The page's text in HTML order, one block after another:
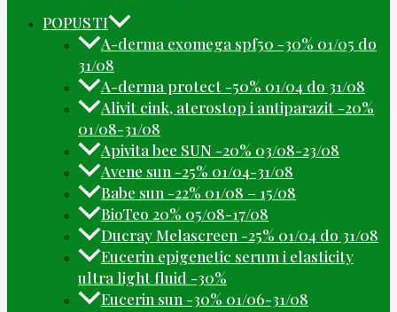
POPUSTI
A-derma exomega spf50 -30% 01/05 do
31/08
A-derma protect -50% 01/04 do 31/08
Alivit cink, aterostop i antiparazit -20%
01/08-31/08
Apivita bee SUN -20% 03/08-23/08
Avene sun -25% 01/04-31/08
Babe sun -22% 01/08 – 15/08
BioTeo 20% 05/08-17/08
Ducray Melascreen -25% 01/04 do 31/08
Eucerin epigenetic serum i elasticity
ultra light fluid -30%
Eucerin sun -30% 01/06-31/08